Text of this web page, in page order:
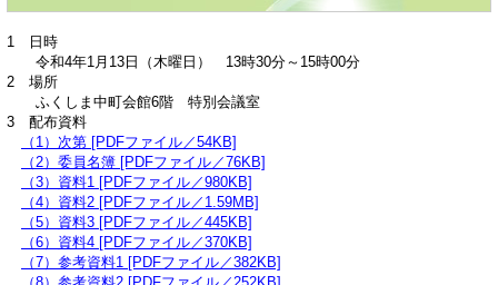
1 日時
令和4年1月13日（木曜日） 13時30分～15時00分
2 場所
ふくしま中町会館6階 特別会議室
3 配布資料
（1）次第 [PDFファイル／54KB]
（2）委員名簿 [PDFファイル／76KB]
（3）資料1 [PDFファイル／980KB]
（4）資料2 [PDFファイル／1.59MB]
（5）資料3 [PDFファイル／445KB]
（6）資料4 [PDFファイル／370KB]
（7）参考資料1 [PDFファイル／382KB]